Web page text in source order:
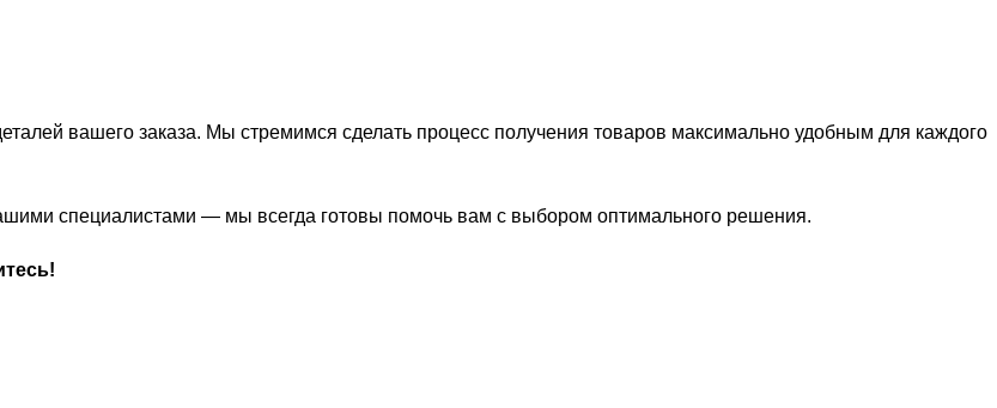
вашего заказа. Мы стремимся сделать процесс получения товаров максимально удобным для каждого
специалистами — мы всегда готовы помочь вам с выбором оптимального решения.